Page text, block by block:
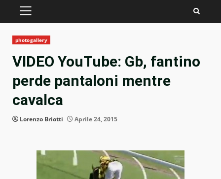
PRIMARY
photogallery
VIDEO YouTube: Gb, fantino
perde pantaloni mentre
cavalca
Lorenzo Briotti Aprile 24, 2015